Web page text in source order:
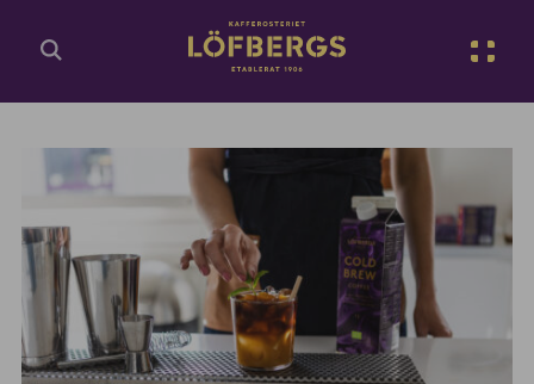
Ava põhisisu
Et
Sisesta otsingupäring...